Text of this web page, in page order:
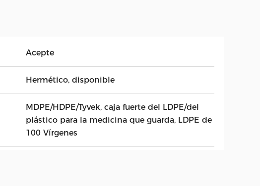
Acepte
Hermético, disponible
MDPE/HDPE/Tyvek, caja fuerte del LDPE/del
plástico para la medicina que guarda, LDPE de
100 Vírgenes